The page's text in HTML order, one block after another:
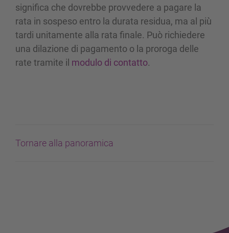
significa che dovrebbe provvedere a pagare la
rata in sospeso entro la durata residua, ma al più
tardi unitamente alla rata finale. Può richiedere
una dilazione di pagamento o la proroga delle
rate tramite il modulo di contatto.
Tornare alla panoramica